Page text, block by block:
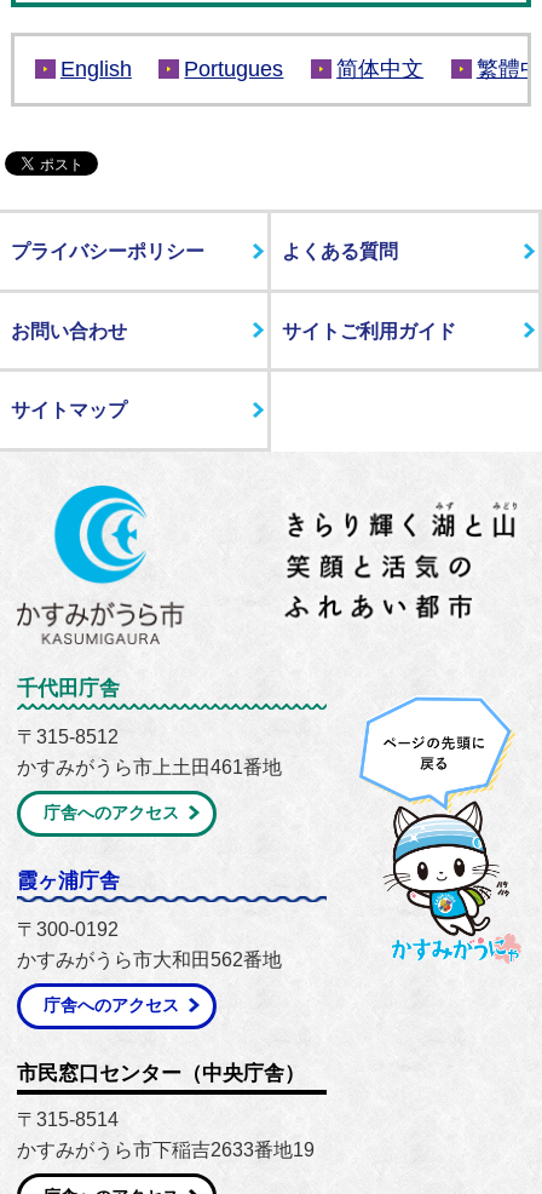
English Portugues 简体中文 繁體
プライバシーポリシー よくある質問
お問い合わせ サイトご利用ガイド
サイトマップ
千代田庁舎
〒315-8512
かすみがうら市上土田461番地
庁舎へのアクセス
霞ヶ浦庁舎
〒300-0192
かすみがうら市大和田562番地
庁舎へのアクセス
市民窓口センター（中央庁舎）
〒315-8514
かすみがうら市下稲吉2633番地19